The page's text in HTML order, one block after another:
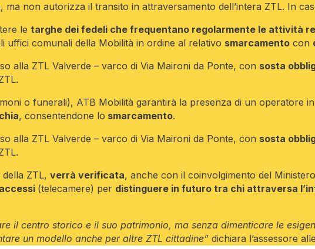
ma non autorizza il transito in attraversamento dell’intera ZTL. In
le targhe dei fedeli che frequentano regolarmente le attività
uffici comunali della Mobilità in ordine al relativo smarcamento con
alla ZTL Valverde – varco di Via Maironi da Ponte, con sosta
o funerali), ATB Mobilità garantirà la presenza di un operatore
, consentendone lo smarcamento.
alla ZTL Valverde – varco di Via Maironi da Ponte, con sosta
ZTL, verrà verificata, anche con il coinvolgimento del
(telecamere) per distinguere in futuro tra chi attraversa
il centro storico e il suo patrimonio, ma senza dimenticare le
un modello anche per altre ZTL cittadine” dichiara l’assessore